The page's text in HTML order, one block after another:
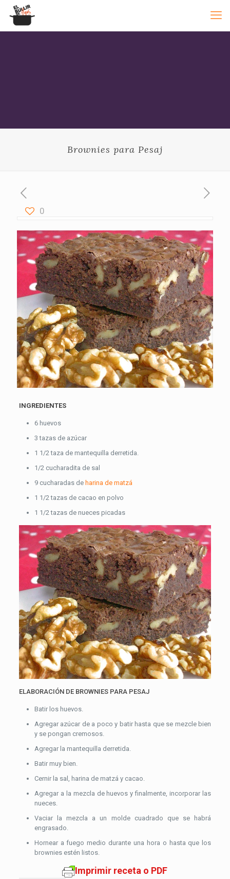
Brownies para Pesaj
0
INGREDIENTES
6 huevos
3 tazas de azúcar
1 1/2 taza de mantequilla derretida.
1/2 cucharadita de sal
9 cucharadas de harina de matzá
1 1/2 tazas de cacao en polvo
1 1/2 tazas de nueces picadas
ELABORACIÓN DE BROWNIES PARA PESAJ
Batir los huevos.
Agregar azúcar de a poco y batir hasta que se mezcle bien
y se pongan cremosos.
Agregar la mantequilla derretida.
Batir muy bien.
Cernir la sal, harina de matzá y cacao.
Agregar a la mezcla de huevos y finalmente, incorporar las
nueces.
Vaciar la mezcla a un molde cuadrado que se habrá
engrasado.
Hornear a fuego medio durante una hora o hasta que los
brownies estén listos.
Imprimir receta o PDF